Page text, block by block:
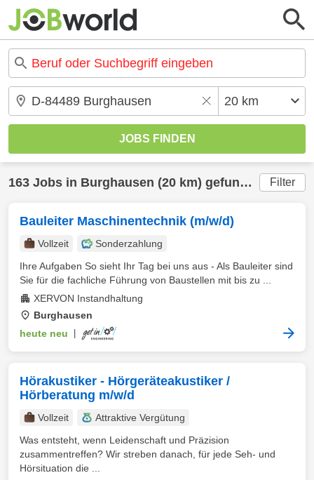
163 Jobs in Burghausen (20 km) gefunden Filter
Bauleiter Maschinentechnik (m/w/d)
Vollzeit
Sonderzahlung
Ihre Aufgaben So sieht Ihr Tag bei uns aus - Als Bauleiter sind
Sie für die fachliche Führung von Baustellen mit bis zu ...
XERVON Instandhaltung
Burghausen
heute neu
Hörakustiker - Hörgeräteakustiker /
Hörberatung m/w/d
Vollzeit
Attraktive Vergütung
Was entsteht, wenn Leidenschaft und Präzision
zusammentreffen? Wir streben danach, für jede Seh- und
Hörsituation die ...